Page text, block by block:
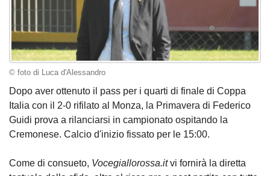
© foto di Luca d'Alessandro
Dopo aver ottenuto il pass per i quarti di finale di Coppa
Italia con il 2-0 rifilato al Monza, la Primavera di Federico
Guidi prova a rilanciarsi in campionato ospitando la
Cremonese. Calcio d'inizio fissato per le 15:00.
Come di consueto, Vocegiallorossa.itvi fornirà la diretta